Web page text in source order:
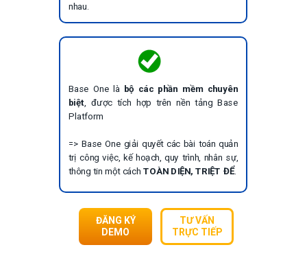
nhau.
Base One làbộ các phần mềm chuyên
biệt, được tích hợp trên nền tảng Base
Platform
=> Base One giải quyết các bài toán quản
trị công việc, kế hoạch, quy trình, nhân sự,
thông tin một cách TOÀN DIỆN, TRIỆT ĐỂ.
ĐĂNG KÝ
DEMO
TƯ VẤN
TRỰC TIẾP